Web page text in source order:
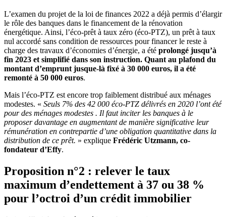
L’examen du projet de la loi de finances 2022 a déjà permis d’élargir
le rôle des banques dans le financement de la rénovation
énergétique. Ainsi, l’éco-prêt à taux zéro (éco-PTZ), un prêt à taux
nul accordé sans condition de ressources pour financer le reste à
charge des travaux d’économies d’énergie, a été prolongé jusqu’à
fin 2023 et simplifié dans son instruction. Quant au plafond du
montant d’emprunt jusque-là fixé à 30 000 euros, il a été
remonté à 50 000 euros.
Mais l’éco-PTZ est encore trop faiblement distribué aux ménages
modestes. « Seuls 7% des 42 000 éco-PTZ délivrés en 2020 l’ont été
pour des ménages modestes . Il faut inciter les banques à le
proposer davantage en augmentant de manière significative leur
rémunération en contrepartie d’une obligation quantitative dans la
distribution de ce prêt. » explique Frédéric Utzmann, co-
fondateur d’Effy.
Proposition n°2 : relever le taux
maximum d’endettement à 37 ou 38 %
pour l’octroi d’un crédit immobilier